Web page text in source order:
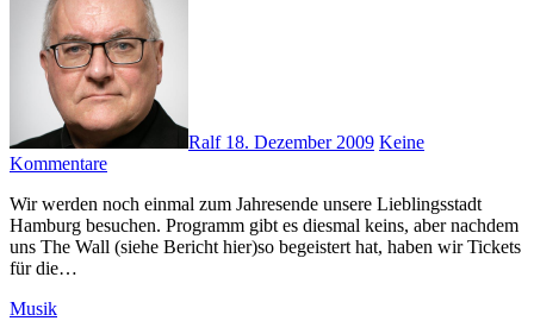
Ralf 18. Dezember 2009 Keine
Kommentare
Wir werden noch einmal zum Jahresende unsere Lieblingsstadt
Hamburg besuchen. Programm gibt es diesmal keins, aber nachdem
uns The Wall (siehe Bericht hier)so begeistert hat, haben wir Tickets
für die…
Musik